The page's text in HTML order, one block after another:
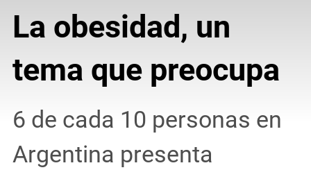
La obesidad, un
tema que preocupa
6 de cada 10 personas en
Argentina presenta